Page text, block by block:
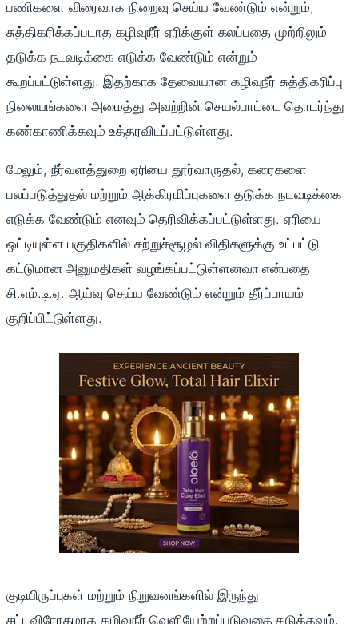
பணிகளை விரைவாக நிறைவு செய்ய வேண்டும் என்றும்,
சுத்திகரிக்கப்படாத கழிவுநீர் ஏரிக்குள் கலப்பதை முற்றிலும்
தடுக்க நடவடிக்கை எடுக்க வேண்டும் என்றும்
கூறப்பட்டுள்ளது. இதற்காக தேவையான கழிவுநீர் சுத்திகரிப்பு
நிலையங்களை அமைத்து அவற்றின் செயல்பாட்டை தொடர்ந்து
கண்காணிக்கவும் உத்தரவிடப்பட்டுள்ளது.
மேலும், நீர்வளத்துறை ஏரியை தூர்வாருதல், கரைகளை
பலப்படுத்துதல் மற்றும் ஆக்கிரமிப்புகளை தடுக்க நடவடிக்கை
எடுக்க வேண்டும் எனவும் தெரிவிக்கப்பட்டுள்ளது. ஏரியை
ஒட்டியுள்ள பகுதிகளில் சுற்றுச்சூழல் விதிகளுக்கு உட்பட்டு
கட்டுமான அனுமதிகள் வழங்கப்பட்டுள்ளனவா என்பதை
சி.எம்.டி.ஏ. ஆய்வு செய்ய வேண்டும் என்றும் தீர்ப்பாயம்
குறிப்பிட்டுள்ளது.
குடியிருப்புகள் மற்றும் நிறுவனங்களில் இருந்து
சட்டவிரோதமாக கழிவுநீர் வெளியேற்றப்படுவதை தடுக்கவும்,